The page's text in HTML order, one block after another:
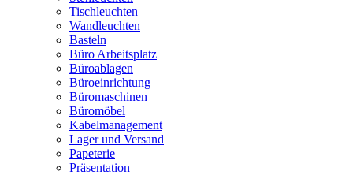
Tischleuchten
Wandleuchten
Basteln
Büro Arbeitsplatz
Büroablagen
Büroeinrichtung
Büromaschinen
Büromöbel
Kabelmanagement
Lager und Versand
Papeterie
Präsentation